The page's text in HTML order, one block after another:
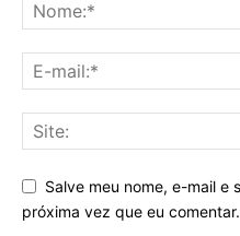
Salve meu nome, e-mail e
próxima vez que eu comentar.